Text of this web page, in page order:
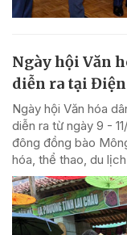
Ngày hội Văn
diễn ra tại
Ngày hội Văn hóa
diễn ra từ ngày 9 -
đông đồng bào
hóa, thể thao, du